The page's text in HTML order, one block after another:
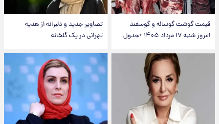
گوساله و گوسفند
۱۴۰۵ +جدول
تصاویر جدید و دلبرانه از هدیه
تهرانی در یک گلخانه